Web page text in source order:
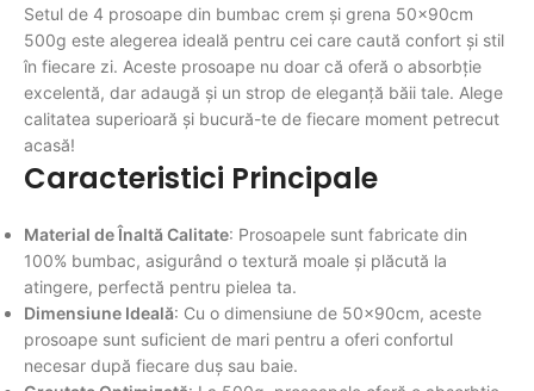
Setul de 4 prosoape din bumbac crem și grena 50x90cm
500g este alegerea ideală pentru cei care caută confort și stil
în fiecare zi. Aceste prosoape nu doar că oferă o absorbție
excelentă, dar adaugă și un strop de eleganță băii tale. Alege
calitatea superioară și bucură-te de fiecare moment petrecut
acasă!
Caracteristici Principale
Material de Înaltă Calitate: Prosoapele sunt fabricate din
100% bumbac, asigurând o textură moale și plăcută la
atingere, perfectă pentru pielea ta.
Dimensiune Ideală: Cu o dimensiune de 50x90cm, aceste
prosoape sunt suficient de mari pentru a oferi confortul
necesar după fiecare duș sau baie.